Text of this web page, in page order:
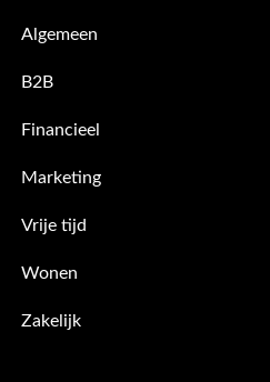
Algemeen
B2B
Financieel
Marketing
Vrije tijd
Wonen
Zakelijk